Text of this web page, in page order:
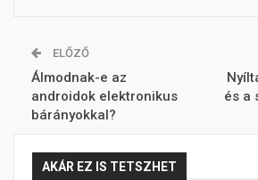
ELŐZŐ
Álmodnak-e az
androidok elektronikus
bárányokkal?
és a
AKÁR EZ IS TETSZHET